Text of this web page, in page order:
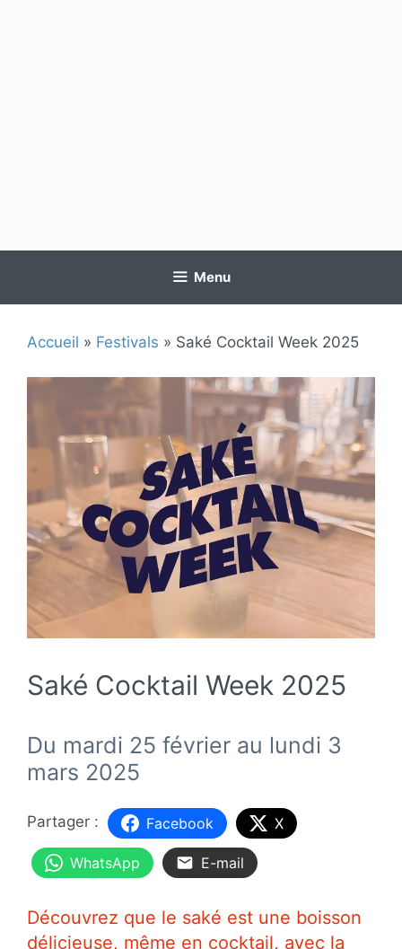
Menu
Accueil » Festivals » Saké Cocktail Week 2025
Saké Cocktail Week 2025
Du mardi 25 février au lundi 3
mars 2025
Facebook X
WhatsApp E-mail
Découvrez que le saké est une boisson
délicieuse, même en cocktail, avec la